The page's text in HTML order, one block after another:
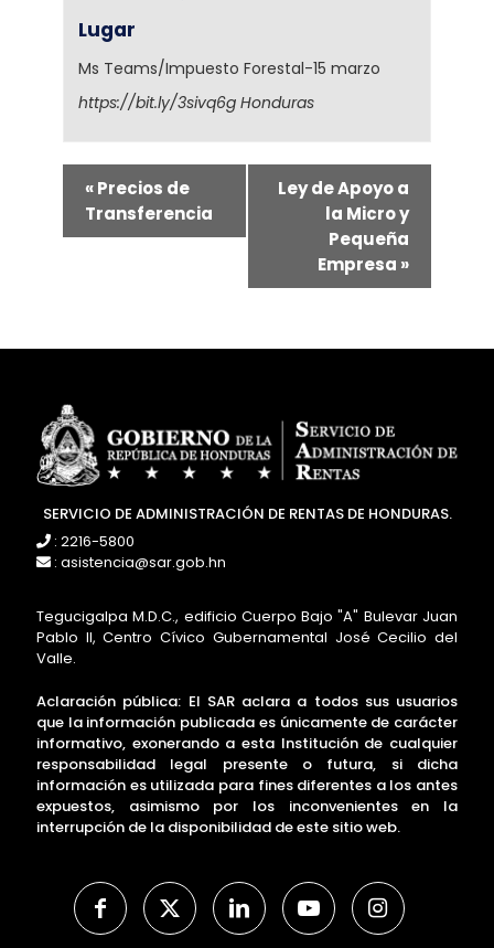
Lugar
Ms Teams/Impuesto Forestal-15 marzo
https://bit.ly/3sivq6g Honduras
«Precios de
Transferencia
Ley de Apoyo a
la Micro y
Pequeña
Empresa »
SERVICIO DE ADMINISTRACIÓN DE RENTAS DE HONDURAS.
: 2216-5800
: asistencia@sar.gob.hn
Tegucigalpa M.D.C., edificio Cuerpo Bajo "A" Bulevar Juan
Pablo II, Centro Cívico Gubernamental José Cecilio del
Valle.
Aclaración pública: El SAR aclara a todos sus usuarios
que la información publicada es únicamente de carácter
informativo, exonerando a esta Institución de cualquier
responsabilidad legal presente o futura, si dicha
información es utilizada para fines diferentes a los antes
expuestos, asimismo por los inconvenientes en la
interrupción de la disponibilidad de este sitio web.